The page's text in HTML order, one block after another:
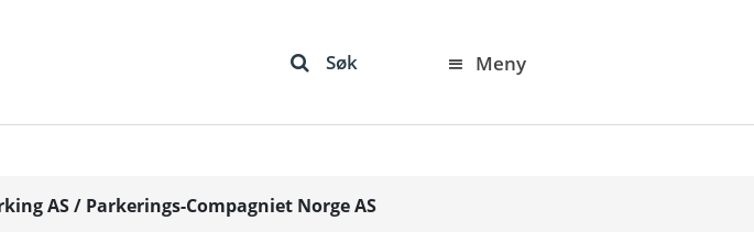
Søk Meny
AS / Parkerings-Compagniet Norge AS